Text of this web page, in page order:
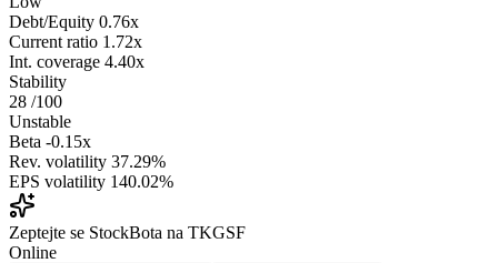
Debt/Equity 0.76x
Current ratio 1.72x
Int. coverage 4.40x
Stability
28 /100
Unstable
Beta -0.15x
Rev. volatility 37.29%
EPS volatility 140.02%
Zeptejte se StockBota na TKGSF
Online